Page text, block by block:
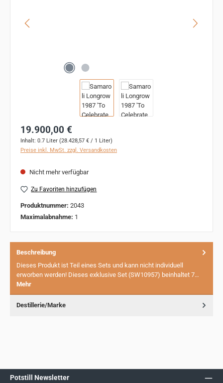
Regulärer Preis:
19.900,00 €
Inhalt: 0.7 Liter (28.428,57 € / 1 Liter)
Preise inkl. MwSt. zzgl. Versandkosten
Nicht mehr verfügbar
Zu Favoriten hinzufügen
Produktnummer: 2043
Maximalabnahme: 1
Beschreibung
Dieses Produkt ist Teil eines Sets und kann nicht individuell
erworben werden! Dieses exklusive Set (SW10957) beinhaltet 7…
Mehr
Destillerie/Marke
Potstill Newsletter